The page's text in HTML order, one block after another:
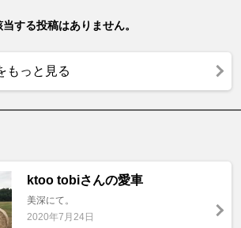
当する投稿はありません。
もっと見る
ktoo tobiさんの愛車
美深にて。
2020年7月24日